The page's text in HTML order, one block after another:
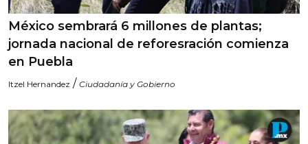
México sembrará 6 millones de plantas;
jornada nacional de reforesración comienza
en Puebla
Itzel Hernandez / Ciudadanía y Gobierno